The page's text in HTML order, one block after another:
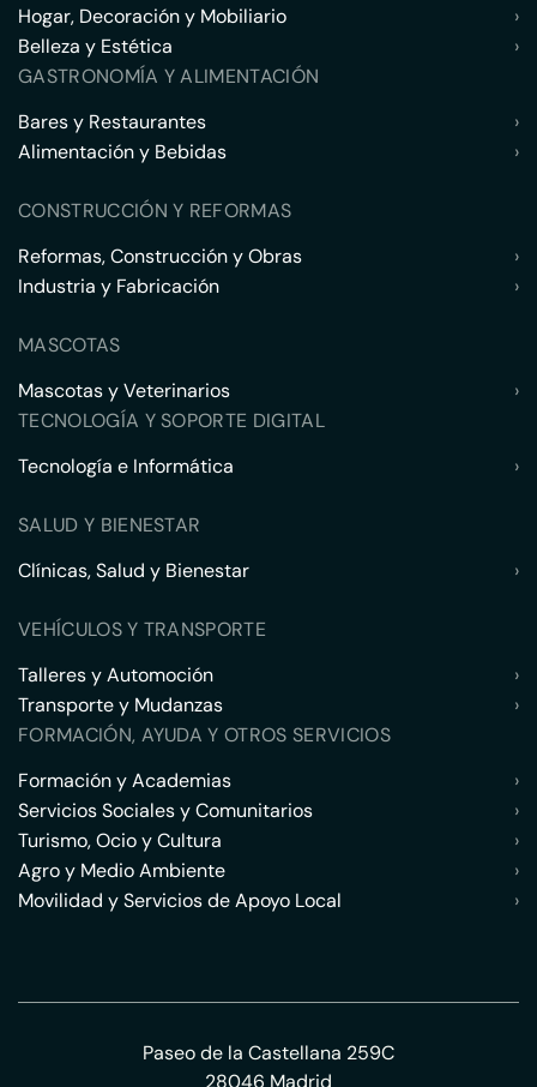
Hogar, Decoración y Mobiliario
›
Belleza y Estética
›
GASTRONOMÍA Y ALIMENTACIÓN
Bares y Restaurantes
›
Alimentación y Bebidas
›
CONSTRUCCIÓN Y REFORMAS
Reformas, Construcción y Obras
›
Industria y Fabricación
›
MASCOTAS
Mascotas y Veterinarios
›
TECNOLOGÍA Y SOPORTE DIGITAL
Tecnología e Informática
›
SALUD Y BIENESTAR
Clínicas, Salud y Bienestar
›
VEHÍCULOS Y TRANSPORTE
Talleres y Automoción
›
Transporte y Mudanzas
›
FORMACIÓN, AYUDA Y OTROS SERVICIOS
Formación y Academias
›
Servicios Sociales y Comunitarios
›
Turismo, Ocio y Cultura
›
Agro y Medio Ambiente
›
Movilidad y Servicios de Apoyo Local
›
Paseo de la Castellana 259C
28046 Madrid